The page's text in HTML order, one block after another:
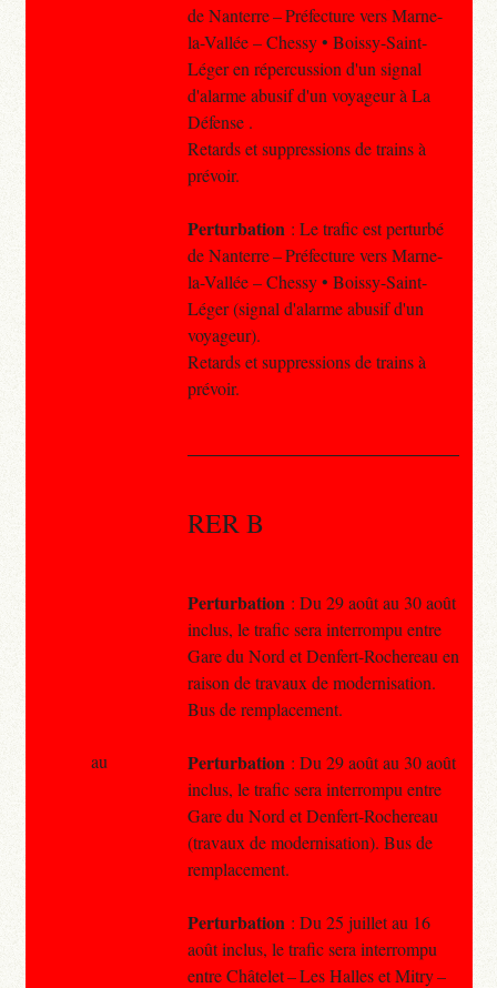
de Nanterre – Préfecture vers Marne-
la-Vallée – Chessy • Boissy-Saint-
Léger en répercussion d'un signal
d'alarme abusif d'un voyageur à La
Défense .
Retards et suppressions de trains à
prévoir.
Perturbation : Le trafic est perturbé
de Nanterre – Préfecture vers Marne-
la-Vallée – Chessy • Boissy-Saint-
Léger (signal d'alarme abusif d'un
voyageur).
Retards et suppressions de trains à
prévoir.
RER B
Perturbation : Du 29 août au 30 août
inclus, le trafic sera interrompu entre
Gare du Nord et Denfert-Rochereau en
raison de travaux de modernisation.
Bus de remplacement.
Perturbation : Du 29 août au 30 août
inclus, le trafic sera interrompu entre
Gare du Nord et Denfert-Rochereau
(travaux de modernisation). Bus de
remplacement.
Perturbation : Du 25 juillet au 16
août inclus, le trafic sera interrompu
entre Châtelet – Les Halles et Mitry –
au